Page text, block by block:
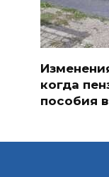
когда
пособия